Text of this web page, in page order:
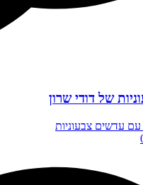
של דודי שרון